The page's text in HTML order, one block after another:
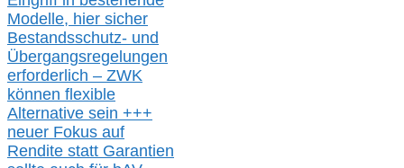
Modelle, hier sicher
Bestandsschutz- und
Übergangsregelungen
erforderlich – ZWK
können flexible
Alternative sein +++
neuer Fokus auf
Rendite statt Garantien